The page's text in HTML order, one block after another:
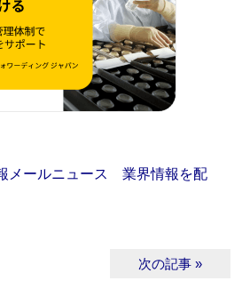
メールニュース 業界情報を配
次の記事 »